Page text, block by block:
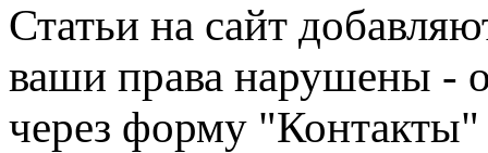
Статьи на сайт
ваши права нарушены -
через форму "Контакты"